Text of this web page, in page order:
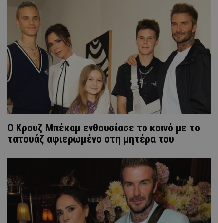
Ο Κρουζ Μπέκαμ ενθουσίασε το κοινό με το
τατουάζ αφιερωμένο στη μητέρα του